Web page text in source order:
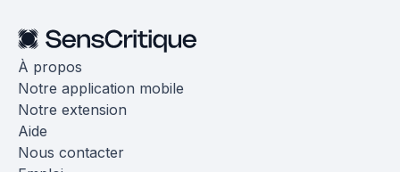
À propos
Notre application mobile
Notre extension
Aide
Nous contacter